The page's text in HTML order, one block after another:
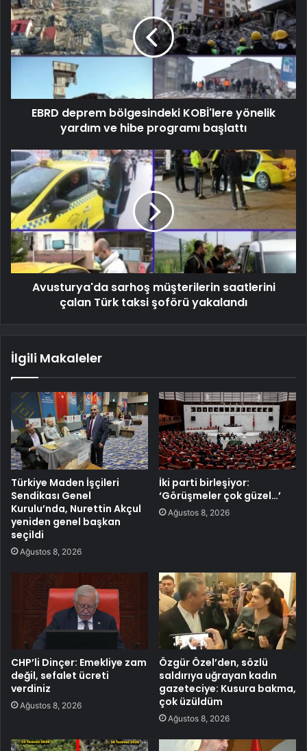
EBRD deprem bölgesindeki KOBİ'lere yönelik
yardım ve hibe programı başlattı
Avusturya'da sarhoş müşterilerin saatlerini
çalan Türk taksi şoförü yakalandı
İlgili Makaleler
Türkiye Maden İşçileri
Sendikası Genel
Kurulu’nda, Nurettin Akçul
yeniden genel başkan
seçildi
Ağustos 8, 2026
İki parti birleşiyor:
‘Görüşmeler çok güzel…’
Ağustos 8, 2026
CHP’li Dinçer: Emekliye zam
değil, sefalet ücreti
verdiniz
Ağustos 8, 2026
Özgür Özel’den, sözlü
saldırıya uğrayan kadın
gazeteciye: Kusura bakma,
çok üzüldüm
Ağustos 8, 2026